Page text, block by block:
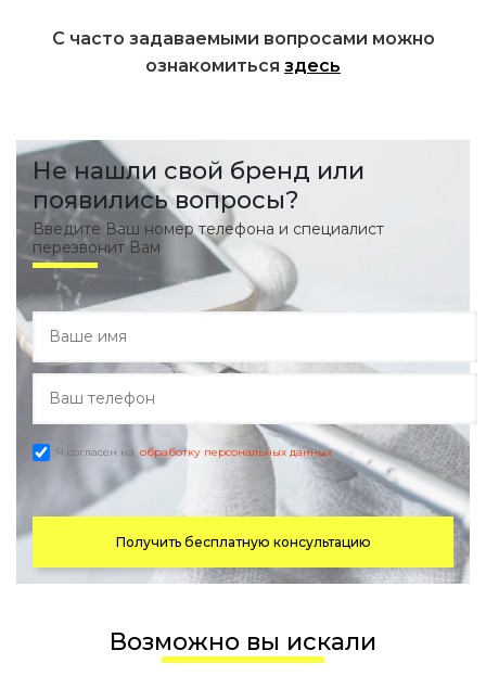
С часто задаваемыми вопросами можно
ознакомиться здесь
Не нашли свой бренд или
появились вопросы?
Введите Ваш номер телефона и специалист
перезвонит Вам
Я согласен на обработку персональных данных
Получить бесплатную консультацию
Возможно вы искали